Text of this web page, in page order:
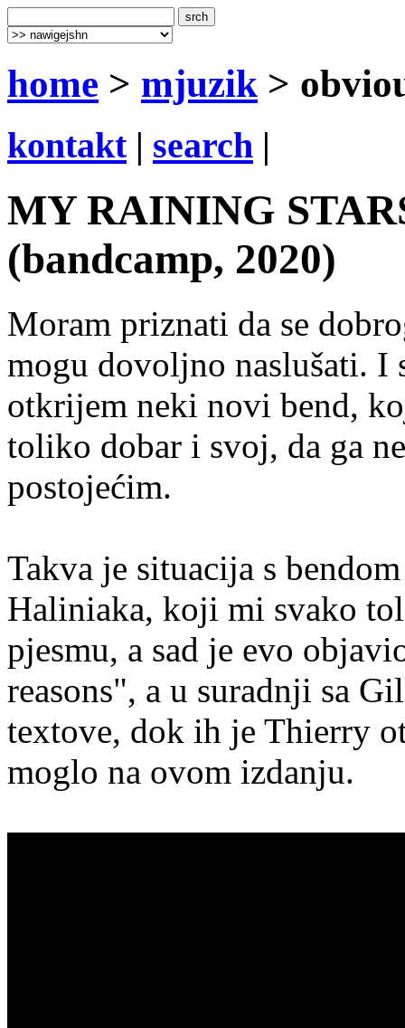
home > mjuzik >
kontakt| search |
MY RAINING
(bandcamp, 2020)
Moram priznati da se
mogu dovoljno naslušati. I
otkrijem neki novi bend,
toliko dobar i svoj, da ga
postojećim.
Takva je situacija s
Haliniaka, koji mi svako
pjesmu, a sad je evo
reasons", a u suradnji sa
textove, dok ih je Thierry
moglo na ovom izdanju.